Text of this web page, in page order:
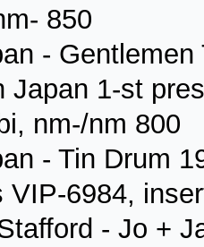
850
-
Japan 1-st
nm-/nm 800
- Tin Drum
VIP-6984,
- Jo +